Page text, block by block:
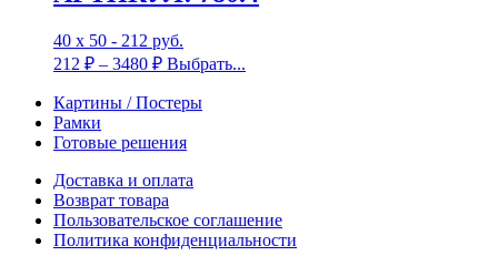
40 х 50 - 212 руб.
212 ₽ – 3480 ₽ Выбрать...
Картины / Постеры
Рамки
Готовые решения
Доставка и оплата
Возврат товара
Пользовательское соглашение
Политика конфиденциальности